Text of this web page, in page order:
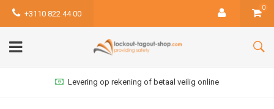
+3110 822 44 00
0
Levering op rekening of betaal veilig online